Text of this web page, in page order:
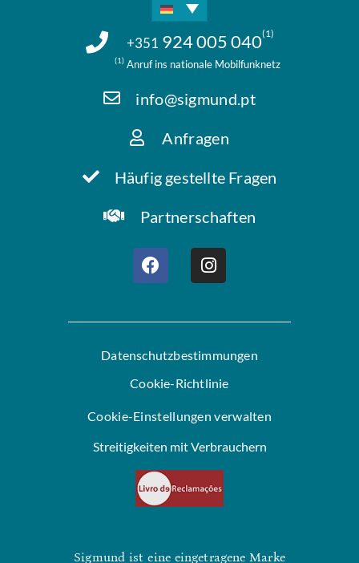
+351 924 005 040(1)
(1)Anruf ins nationale Mobilfunknetz
info@sigmund.pt
Anfragen
Häufig gestellte Fragen
Partnerschaften
Datenschutzbestimmungen
Cookie-Richtlinie
Cookie-Einstellungen verwalten
Streitigkeiten mit Verbrauchern
Sigmund ist eine eingetragene Marke